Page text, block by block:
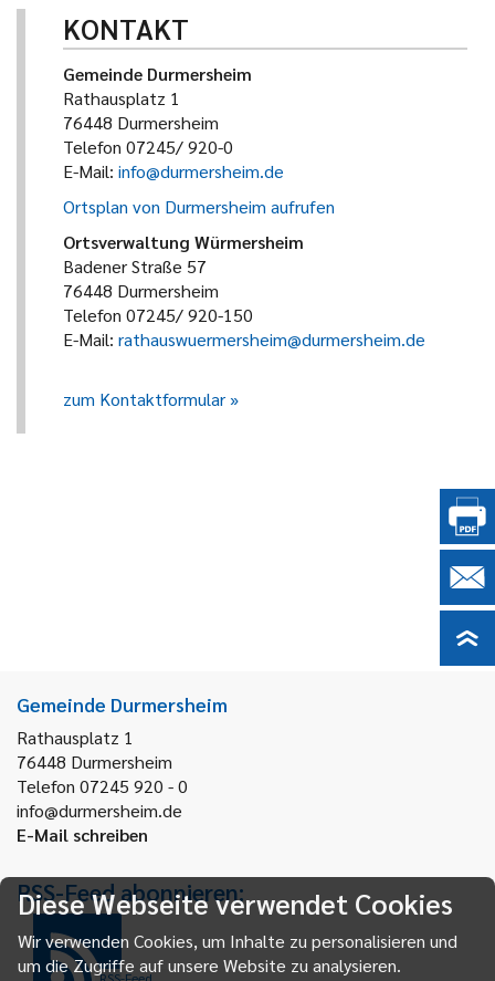
KONTAKT
Gemeinde Durmersheim
Rathausplatz 1
76448 Durmersheim
Telefon 07245/ 920-0
E-Mail: info@durmersheim.de
Ortsplan von Durmersheim aufrufen
Ortsverwaltung Würmersheim
Badener Straße 57
76448 Durmersheim
Telefon 07245/ 920-150
E-Mail: rathauswuermersheim@durmersheim.de
zum Kontaktformular
Gemeinde Durmersheim
Rathausplatz 1
76448 Durmersheim
Telefon 07245 920 - 0
info@durmersheim.de
E-Mail schreiben
RSS-Feed abonnieren:
Diese Webseite verwendet Cookies
Wir verwenden Cookies, um Inhalte zu personalisieren und
um die Zugriffe auf unsere Website zu analysieren.